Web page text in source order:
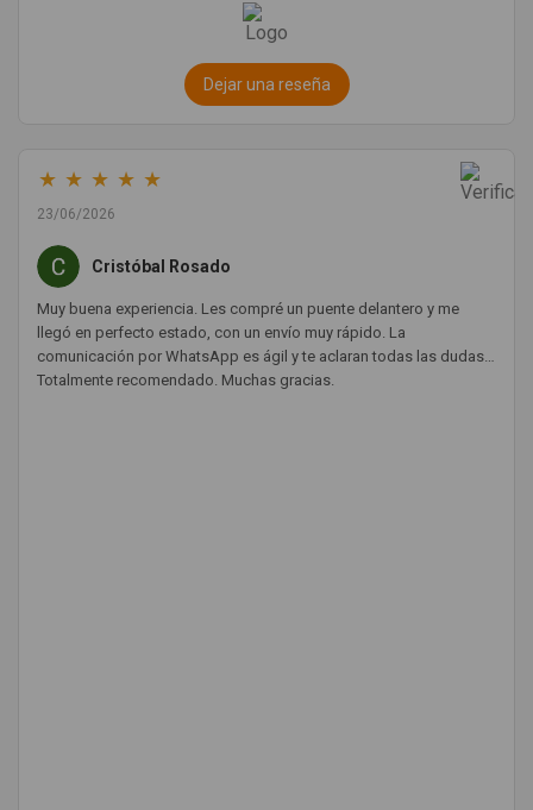
Dejar una reseña
★ ★ ★ ★ ★
23/06/2026
Cristóbal Rosado
Muy buena experiencia. Les compré un puente delantero y me
llegó en perfecto estado, con un envío muy rápido. La
comunicación por WhatsApp es ágil y te aclaran todas las dudas.
Totalmente recomendado. Muchas gracias.